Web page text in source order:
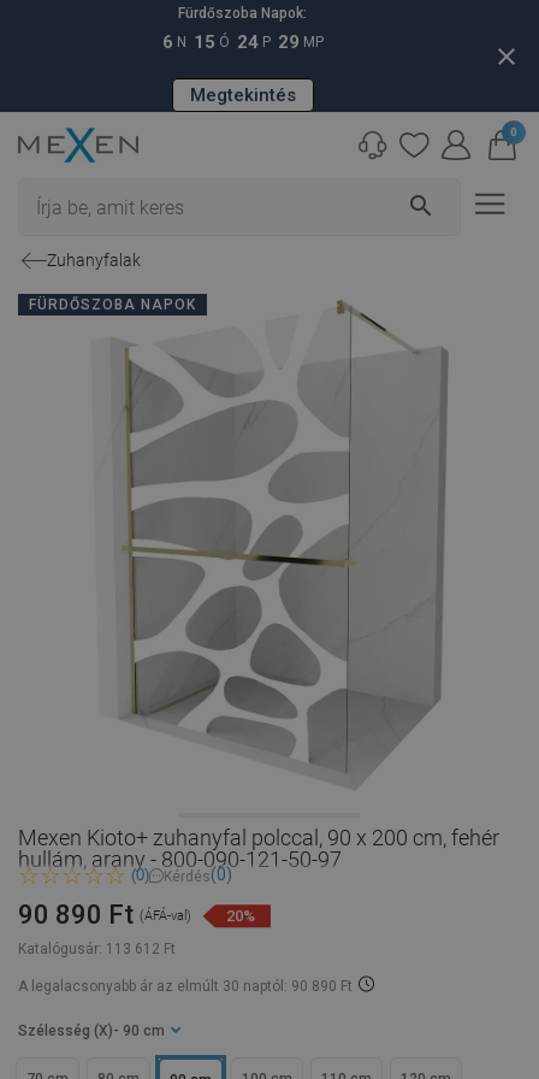
Fürdőszoba Napok:
6 N 15 Ó 24 P 28 MP
Megtekintés
close
search
0
Zuhanyfalak
FÜRDŐSZOBA NAPOK
Mexen Kioto+ zuhanyfal polccal, 90 x 200 cm, fehér
hullám, arany - 800-090-121-50-97
(0) Kérdés(0)
Katalógusár: 113 612 Ft
90 890 Ft (ÁFÁ-val) 20%
A legalacsonyabb ár az elmúlt 30 naptól: 90 890 Ft
Szélesség (X) - 90 cm